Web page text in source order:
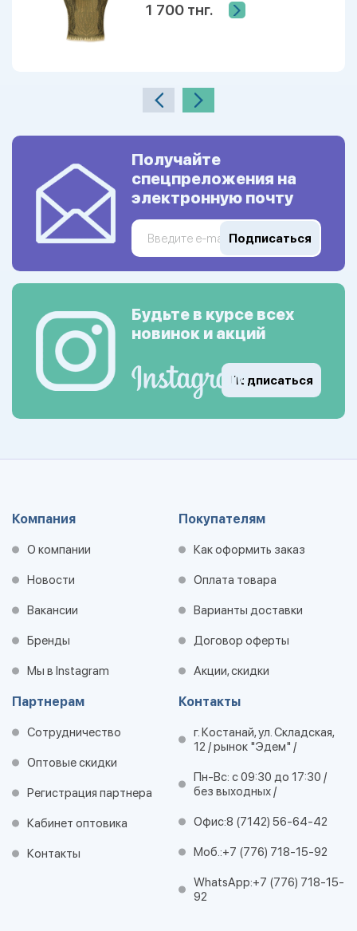
1 700 тнг.
Получайте
спецпреложения на
электронную почту
Подписаться
Будьте в курсе всех
новинок и акций
Подписаться
Компания
О компании
Новости
Вакансии
Бренды
Мы в Instagram
Покупателям
Как оформить заказ
Оплата товара
Варианты доставки
Договор оферты
Акции, скидки
Партнерам
Сотрудничество
Оптовые скидки
Регистрация партнера
Кабинет оптовика
Контакты
Контакты
г. Костанай, ул. Складская,
12 / рынок "Эдем" /
Пн-Вс: с 09:30 до 17:30 /
без выходных /
Офис:8 (7142) 56-64-42
Моб.:+7 (776) 718-15-92
WhatsApp:+7 (776) 718-15-
92